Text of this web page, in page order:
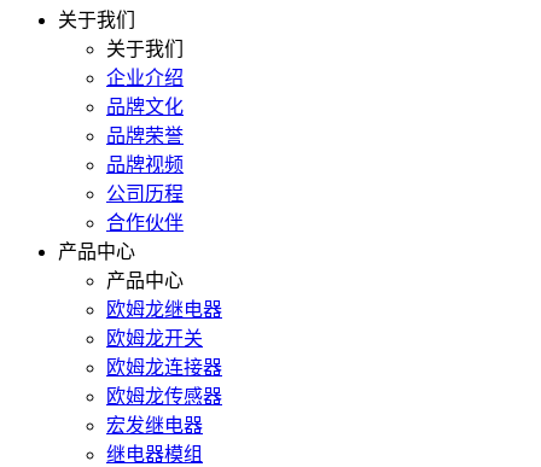
关于我们
关于我们
企业介绍
品牌文化
品牌荣誉
品牌视频
公司历程
合作伙伴
产品中心
产品中心
欧姆龙继电器
欧姆龙开关
欧姆龙连接器
欧姆龙传感器
宏发继电器
继电器模组